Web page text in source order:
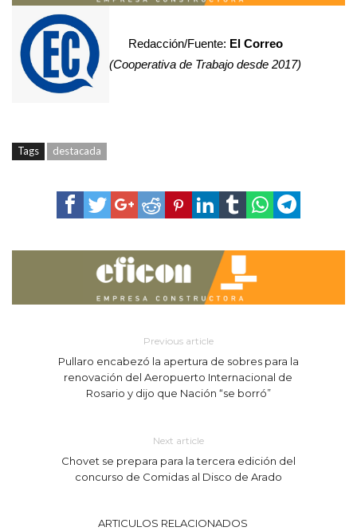
Redacción/Fuente: El Correo
(Cooperativa de Trabajo desde 2017)
Tags destacada
Previous article
Pullaro encabezó la apertura de sobres para la
renovación del Aeropuerto Internacional de
Rosario y dijo que Nación “se borró”
Next article
Chovet se prepara para la tercera edición del
concurso de Comidas al Disco de Arado
ARTICULOS RELACIONADOS